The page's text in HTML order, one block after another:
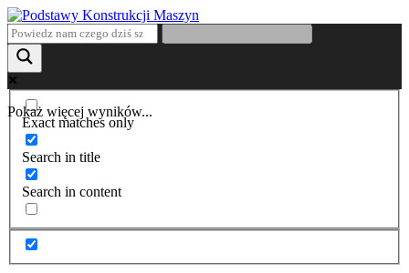
Pokaż więcej wyników...
Exact matches only
Search in title
Search in content